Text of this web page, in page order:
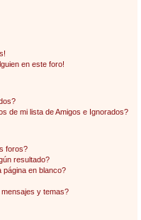
en este foro!
de mi lista de Amigos e Ignorados?
foros?
resultado?
página en blanco?
y temas?